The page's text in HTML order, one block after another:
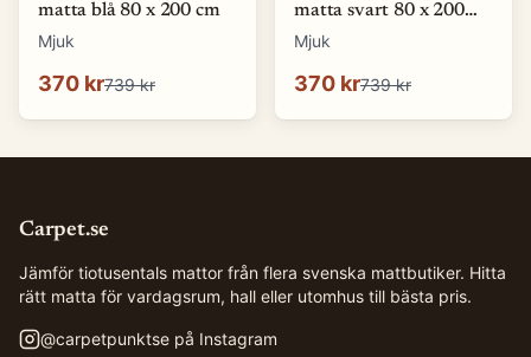
matta blå 80 x 200 cm
Mjuk
370 kr739 kr
matta svart 80 x 200
cm
Mjuk
370 kr739 kr
Carpet.se
Jämför tiotusentals mattor från flera svenska mattbutiker. Hitta
rätt matta för vardagsrum, hall eller utomhus till bästa pris.
@carpetpunktse på Instagram